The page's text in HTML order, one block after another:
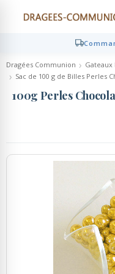
Compositions de
Présentoirs à
Contenants
Candy Bar, Bar à
Chevalets
Bougies de
Décoration de
Ambiance Thème
Contenants
Ruban Personnalisé
Serviettes
bonbons
Mignonettes Alcool
Dragées Communion
Gateaux
Sac de 100 g de Billes Perles
100g Perles